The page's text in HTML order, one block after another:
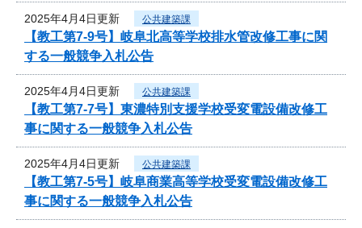
2025年4月4日更新 公共建築課
【教工第7-9号】岐阜北高等学校排水管改修工事に関
する一般競争入札公告
2025年4月4日更新 公共建築課
【教工第7-7号】東濃特別支援学校受変電設備改修工
事に関する一般競争入札公告
2025年4月4日更新 公共建築課
【教工第7-5号】岐阜商業高等学校受変電設備改修工
事に関する一般競争入札公告